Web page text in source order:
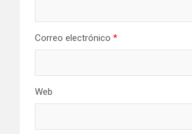
Correo electrónico *
Web